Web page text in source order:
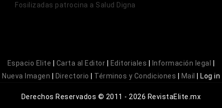
Fosilizadas patrocina a Salud Digna
Espacio Elite Carta al Editor Editoriales Información legal
Nueva Imagen
Directorio Términos y Condiciones Mail Log in
Derechos Reservados © 2011 - 2026 RevistaElite.mx